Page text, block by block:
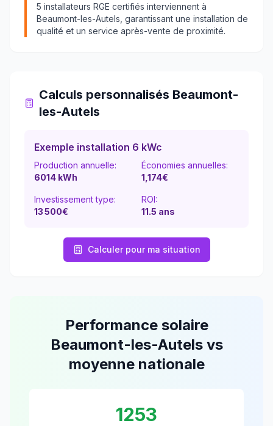
5 installateurs RGE certifiés interviennent à
Beaumont-les-Autels , garantissant une installation de
qualité et un service après-vente de proximité.
Calculs personnalisés Beaumont-
les-Autels
Exemple installation 6 kWc
Production annuelle:
6014 kWh
Économies annuelles:
1,174€
Investissement type:
13 500€
ROI:
11.5 ans
Calculer pour ma situation
Performance solaire
Beaumont-les-Autelsvs
moyenne nationale
1253